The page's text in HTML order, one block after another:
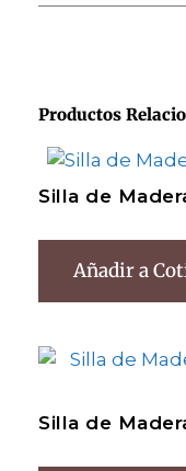
Productos
Silla de
Añadir a
Silla de